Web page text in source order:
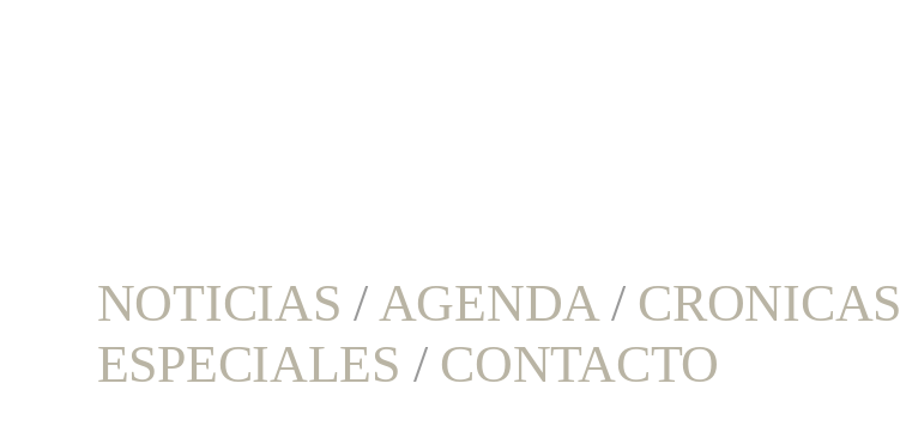
NOTICIAS /AGENDA/ CRONICAS
ESPECIALES / CONTACTO